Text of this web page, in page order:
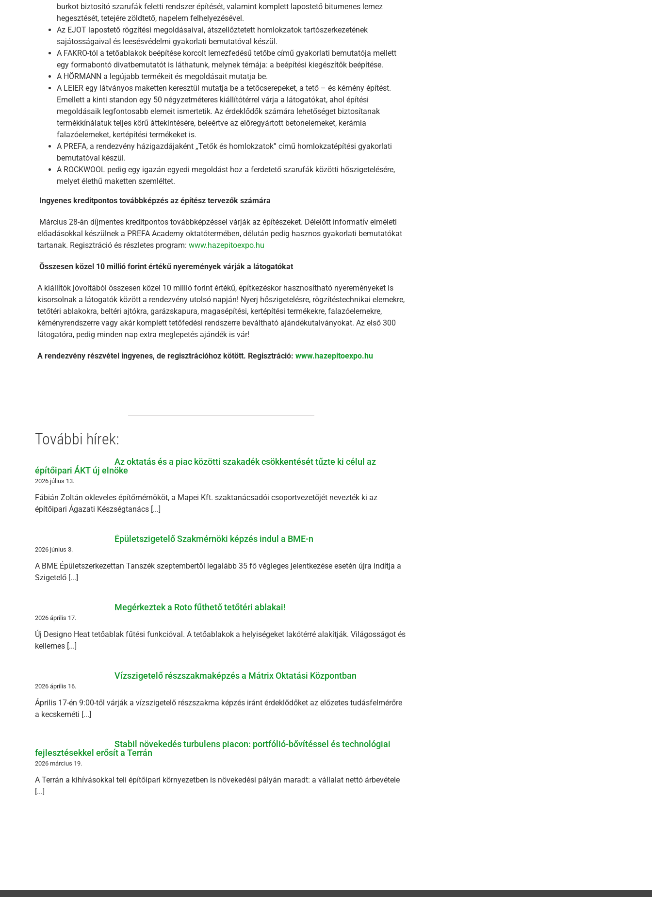
burkot biztosító szarufák feletti rendszer építését, valamint komplett lapostető bitumenes lemez
hegesztését, tetejére zöldtető, napelem felhelyezésével.
Az EJOT lapostető rögzítési megoldásaival, átszellőztetett homlokzatok tartószerkezetének
sajátosságaival és leesésvédelmi gyakorlati bemutatóval készül.
A FAKRO-tól a tetőablakok beépítése korcolt lemezfedésű tetőbe című gyakorlati bemutatója mellett
egy formabontó divatbemutatót is láthatunk, melynek témája: a beépítési kiegészítők beépítése.
A HÖRMANN a legújabb termékeit és megoldásait mutatja be.
A LEIER egy látványos maketten keresztül mutatja be a tetőcserepeket, a tető – és kémény építést.
Emellett a kinti standon egy 50 négyzetméteres kiállítótérrel várja a látogatókat, ahol építési
megoldásaik legfontosabb elemeit ismertetik. Az érdeklődők számára lehetőséget biztosítanak
termékkínálatuk teljes körű áttekintésére, beleértve az előregyártott betonelemeket, kerámia
falazóelemeket, kertépítési termékeket is.
A PREFA, a rendezvény házigazdájaként „Tetők és homlokzatok” című homlokzatépítési gyakorlati
bemutatóval készül.
A ROCKWOOL pedig egy igazán egyedi megoldást hoz a ferdetető szarufák közötti hőszigetelésére,
melyet élethű maketten szemléltet.
Ingyenes kreditpontos továbbképzés az építész tervezők számára
Március 28-án díjmentes kreditpontos továbbképzéssel várják az építészeket. Délelőtt informatív elméleti
előadásokkal készülnek a PREFA Academy oktatótermében, délután pedig hasznos gyakorlati bemutatókat
tartanak. Regisztráció és részletes program: www.hazepitoexpo.hu
Összesen közel 10 millió forint értékű nyeremények várják a látogatókat
A kiállítók jóvoltából összesen közel 10 millió forint értékű, építkezéskor hasznosítható nyereményeket is
kisorsolnak a látogatók között a rendezvény utolsó napján! Nyerj hőszigetelésre, rögzítéstechnikai elemekre,
tetőtéri ablakokra, beltéri ajtókra, garázskapura, magasépítési, kertépítési termékekre, falazóelemekre,
kéményrendszerre vagy akár komplett tetőfedési rendszerre beváltható ajándékutalványokat. Az első 300
látogatóra, pedig minden nap extra meglepetés ajándék is vár!
A rendezvény részvétel ingyenes, de regisztrációhoz kötött. Regisztráció: www.hazepitoexpo.hu
További hírek:
Az oktatás és a piac közötti szakadék csökkentését tűzte ki célul az
építőipari ÁKT új elnöke
2026 július 13.
Fábián Zoltán okleveles építőmérnököt, a Mapei Kft. szaktanácsadói csoportvezetőjét nevezték ki az
építőipari Ágazati Készségtanács [...]
Épületszigetelő Szakmérnöki képzés indul a BME-n
2026 június 3.
A BME Épületszerkezettan Tanszék szeptembertől legalább 35 fő végleges jelentkezése esetén újra indítja a
Szigetelő [...]
Megérkeztek a Roto fűthető tetőtéri ablakai!
2026 április 17.
Új Designo Heat tetőablak fűtési funkcióval. A tetőablakok a helyiségeket lakótérré alakítják. Világosságot és
kellemes [...]
Vízszigetelő részszakmaképzés a Mátrix Oktatási Központban
2026 április 16.
Április 17-én 9:00-től várják a vízszigetelő részszakma képzés iránt érdeklődőket az előzetes tudásfelmérőre
a kecskeméti [...]
Stabil növekedés turbulens piacon: portfólió-bővítéssel és technológiai
fejlesztésekkel erősít a Terrán
2026 március 19.
A Terrán a kihívásokkal teli építőipari környezetben is növekedési pályán maradt: a vállalat nettó árbevétele
[...]